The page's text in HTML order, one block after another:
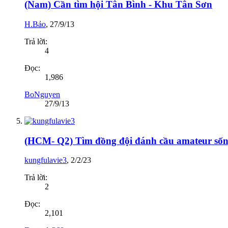
(Nam) Cần tìm hội Tân Bình - Khu Tân Sơn
H.Bảo, 27/9/13
Trả lời:
4
Đọc:
1,986
BoNguyen
27/9/13
(HCM- Q2) Tìm đồng đội đánh cầu amateur
kungfulavie3, 2/2/23
Trả lời:
2
Đọc:
2,101